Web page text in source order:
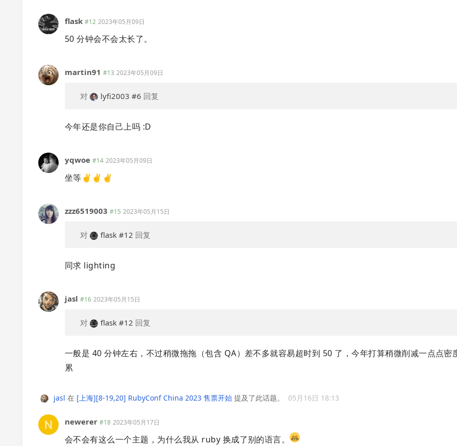
flask #12 2023年05月09日
50 分钟会不会太长了。
martin91 #13 2023年05月09日
对 lyfi2003 #6 回复
今年还是你自己上吗 :D
yqwoe #14 2023年05月09日
坐等✌️✌️✌️
zzz6519003 #15 2023年05月15日
对 flask #12 回复
同求 lighting
jasl #16 2023年05月15日
对 flask #12 回复
一般是 40 分钟左右，不过稍微拖拖（包含 QA）差不多就容易超时到 50 了，今年打算稍微削减一点点密
累
jasl 在 [上海][8-19,20] RubyConf China 2023 售票开始 提及了此话题。 05月16日 18:13
newerer #18 2023年05月17日
会不会有这么一个主题，为什么我从 ruby 换成了别的语言。